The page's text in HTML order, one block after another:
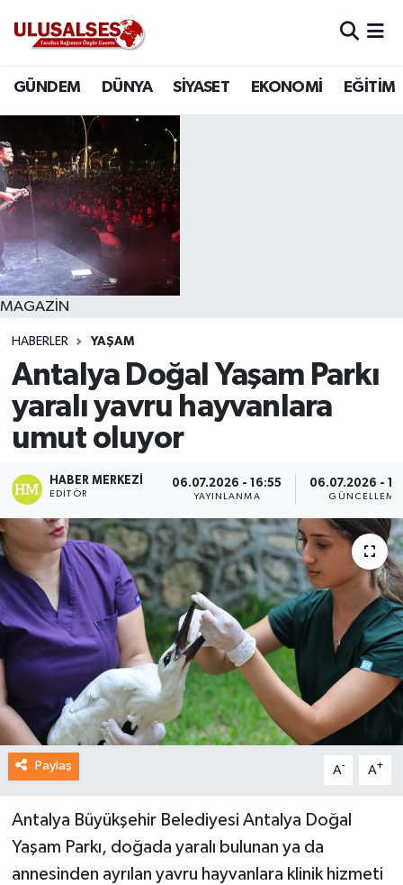
GÜNDEM DÜNYA SİYASET EKONOMİ EĞİTİM
MAGAZİN
HABERLER YAŞAM
Antalya Doğal Yaşam Parkı
yaralı yavru hayvanlara
umut oluyor
HABER MERKEZI
EDITÖR
06.07.2026 - 16:55
YAYINLANMA
06.07.2026 -
GÜNCELLEME
Paylaş A- A+
Antalya Büyükşehir Belediyesi Antalya Doğal
Yaşam Parkı, doğada yaralı bulunan ya da
annesinden ayrılan yavru hayvanlara klinik hizmeti
DÜNYA
SİYASET
EKONOMİ
EĞİTİM
SAĞLIK
MAGAZİN
SPOR
Trafik Durumu
Süper Lig Puan Durumu ve Fikstür
Tüm Manşetler
Son Dakika Haberleri
Haber Arşivi